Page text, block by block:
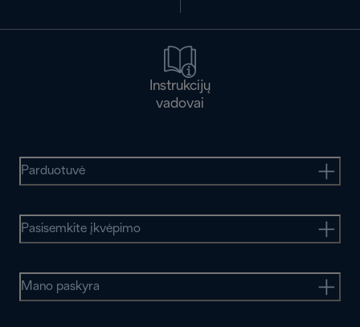
Instrukcijų
vadovai
Parduotuvė
Pasisemkite įkvėpimo
Mano paskyra